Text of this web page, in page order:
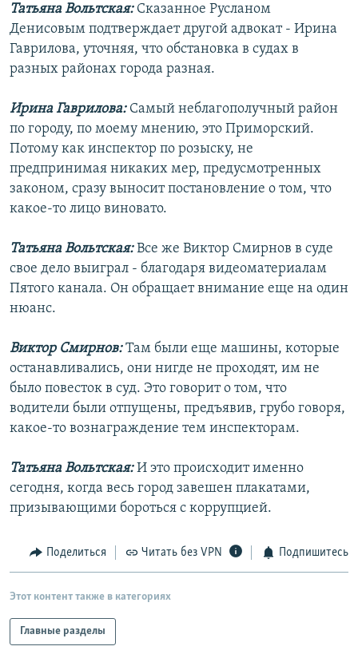
Татьяна Вольтская:Сказанное Русланом
Денисовым подтверждает другой адвокат - Ирина
Гаврилова, уточняя, что обстановка в судах в
разных районах города разная.
Ирина Гаврилова:Самый неблагополучный район
по городу, по моему мнению, это Приморский.
Потому как инспектор по розыску, не
предпринимая никаких мер, предусмотренных
законом, сразу выносит постановление о том, что
какое-то лицо виновато.
Татьяна Вольтская:Все же Виктор Смирнов в суде
свое дело выиграл - благодаря видеоматериалам
Пятого канала. Он обращает внимание еще на один
нюанс.
Виктор Смирнов:Там были еще машины, которые
останавливались, они нигде не проходят, им не
было повесток в суд. Это говорит о том, что
водители были отпущены, предъявив, грубо говоря,
какое-то вознаграждение тем инспекторам.
Татьяна Вольтская:И это происходит именно
сегодня, когда весь город завешен плакатами,
призывающими бороться с коррупцией.
Поделиться Читать без VPN Подпишитесь
Этот контент также в категориях
Главные разделы